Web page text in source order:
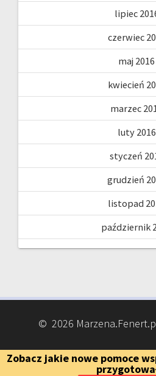
lipiec
czerwiec
maj 2016
kwiecień
marzec
luty 2016
styczeń
grudzień
listopad
październik
© 2026
Zobacz jakie nowe pomoce